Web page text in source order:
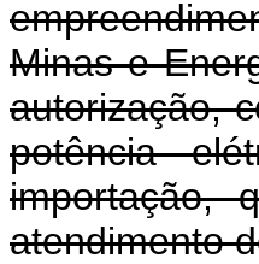
Minas e
autorização,
potência
importação,
atendimento